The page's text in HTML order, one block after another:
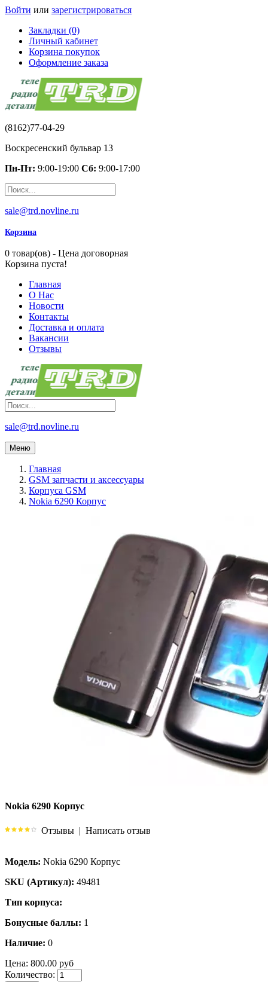
Войти или зарегистрироваться
Закладки (0)
Личный кабинет
Корзина покупок
Оформление заказа
(8162)77-04-29
Воскресенский бульвар 13
Пн-Пт: 9:00-19:00 Сб: 9:00-17:00
sale@trd.novline.ru
Корзина
0 товар(ов) - Цена договорная
Корзина пуста!
Главная
О Нас
Новости
Контакты
Доставка и оплата
Вакансии
Отзывы
sale@trd.novline.ru
Меню
Главная
GSM запчасти и аксессуары
Корпуса GSM
Nokia 6290 Корпус
Nokia 6290 Корпус
Отзывы | Написать отзыв
Модель: Nokia 6290 Корпус
SKU (Артикул): 49481
Тип корпуса:
Бонусные баллы: 1
Наличие: 0
Цена: 800.00 руб
Количество: